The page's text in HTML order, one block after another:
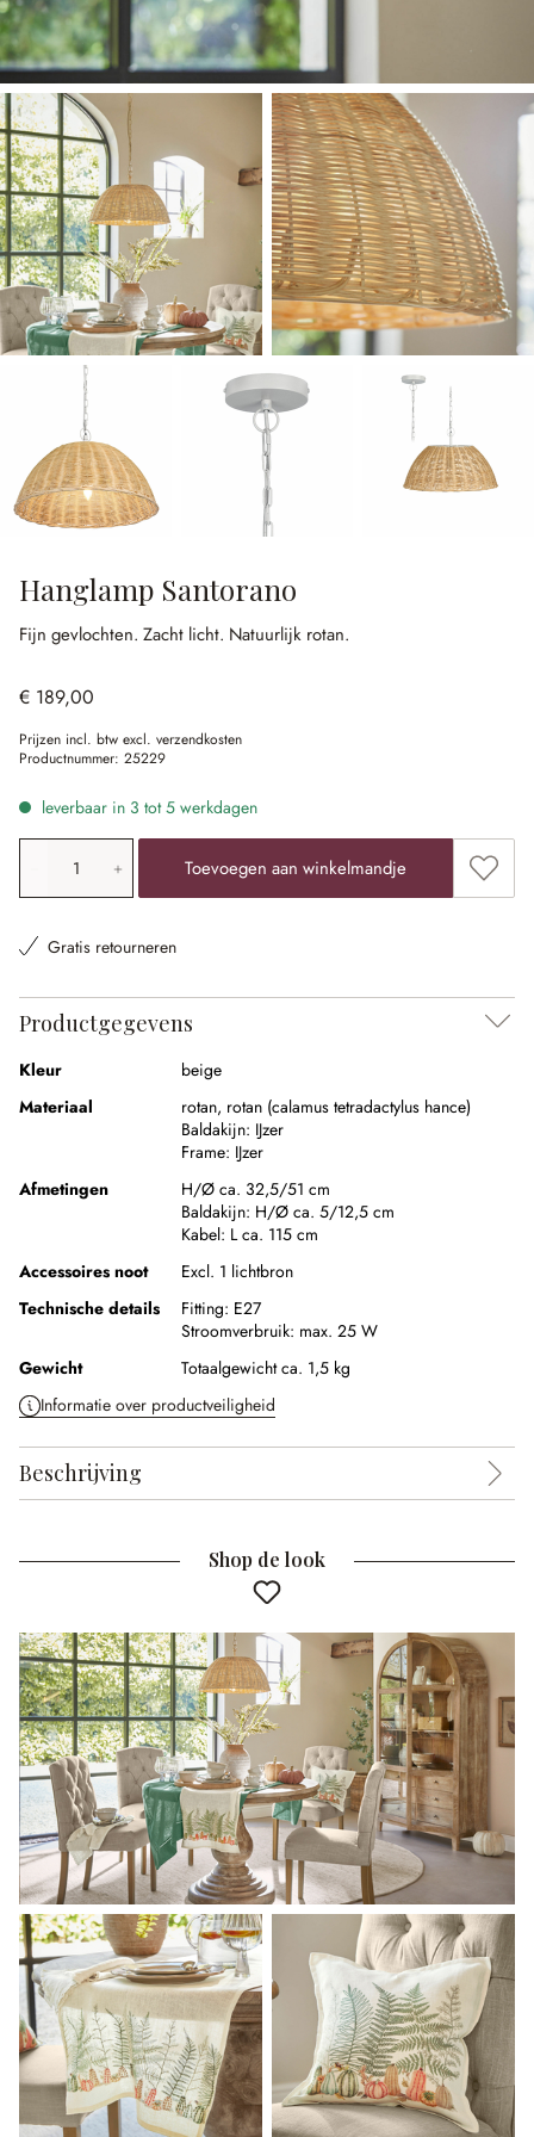
Hanglamp Santorano
Fijn gevlochten. Zacht licht. Natuurlijk rotan.
€ 189,00
Prijzen incl. btw excl. verzendkosten
Productnummer: 25229
leverbaar in 3 tot 5 werkdagen
Producthoeveelheid: voer de gewenste waarde in of
Toevoegen aan winkelmandje
Gratis retourneren
Productgegevens
Kleur
beige
Materiaal
rotan, rotan (calamus tetradactylus hance)
Baldakijn: IJzer
Frame: IJzer
Afmetingen
H/Ø ca. 32,5/51 cm
Baldakijn: H/Ø ca. 5/12,5 cm
Kabel: L ca. 115 cm
Accessoires noot
Excl. 1 lichtbron
Technische details
Fitting: E27
Stroomverbruik: max. 25 W
Gewicht
Totaalgewicht ca. 1,5 kg
Informatie over productveiligheid
Beschrijving
Shop de look